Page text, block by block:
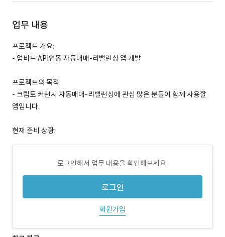
업무 내용
프로젝트 개요:
- 업비트 API연동 자동매매-리밸런싱 앱 개발
프로젝트의 목적:
- 크립토 커런시 자동매매-리밸런싱에 관심 많은 분들이 함께 사용할
앱입니다.
현재 준비 상황:
로그인해서 업무 내용을 확인해보세요.
로그인
회원가입